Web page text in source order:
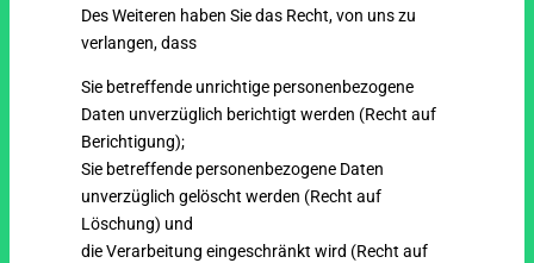
Des Weiteren haben Sie das Recht, von uns zu
verlangen, dass
Sie betreffende unrichtige personenbezogene
Daten unverzüglich berichtigt werden (Recht auf
Berichtigung);
Sie betreffende personenbezogene Daten
unverzüglich gelöscht werden (Recht auf
Löschung) und
die Verarbeitung eingeschränkt wird (Recht auf